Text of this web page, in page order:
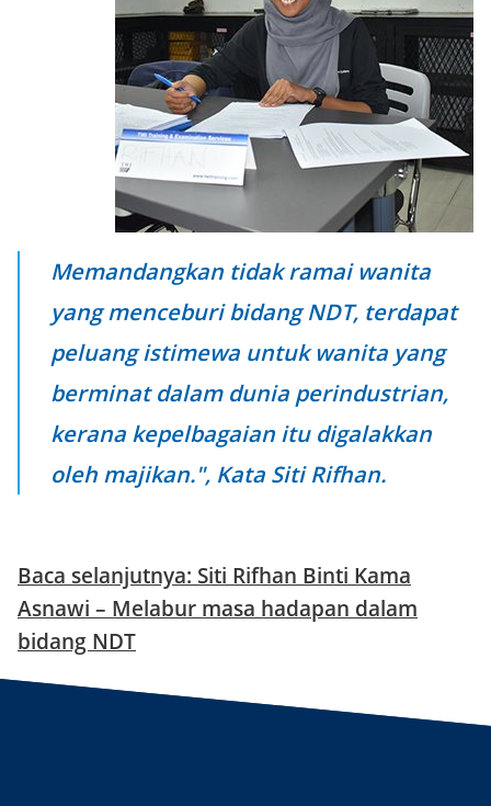
Memandangkan tidak ramai wanita
yang menceburi bidang NDT, terdapat
peluang istimewa untuk wanita yang
berminat dalam dunia perindustrian,
kerana kepelbagaian itu digalakkan
oleh majikan.", Kata Siti Rifhan.
Baca selanjutnya: Siti Rifhan Binti Kama
Asnawi – Melabur masa hadapan dalam
bidang NDT